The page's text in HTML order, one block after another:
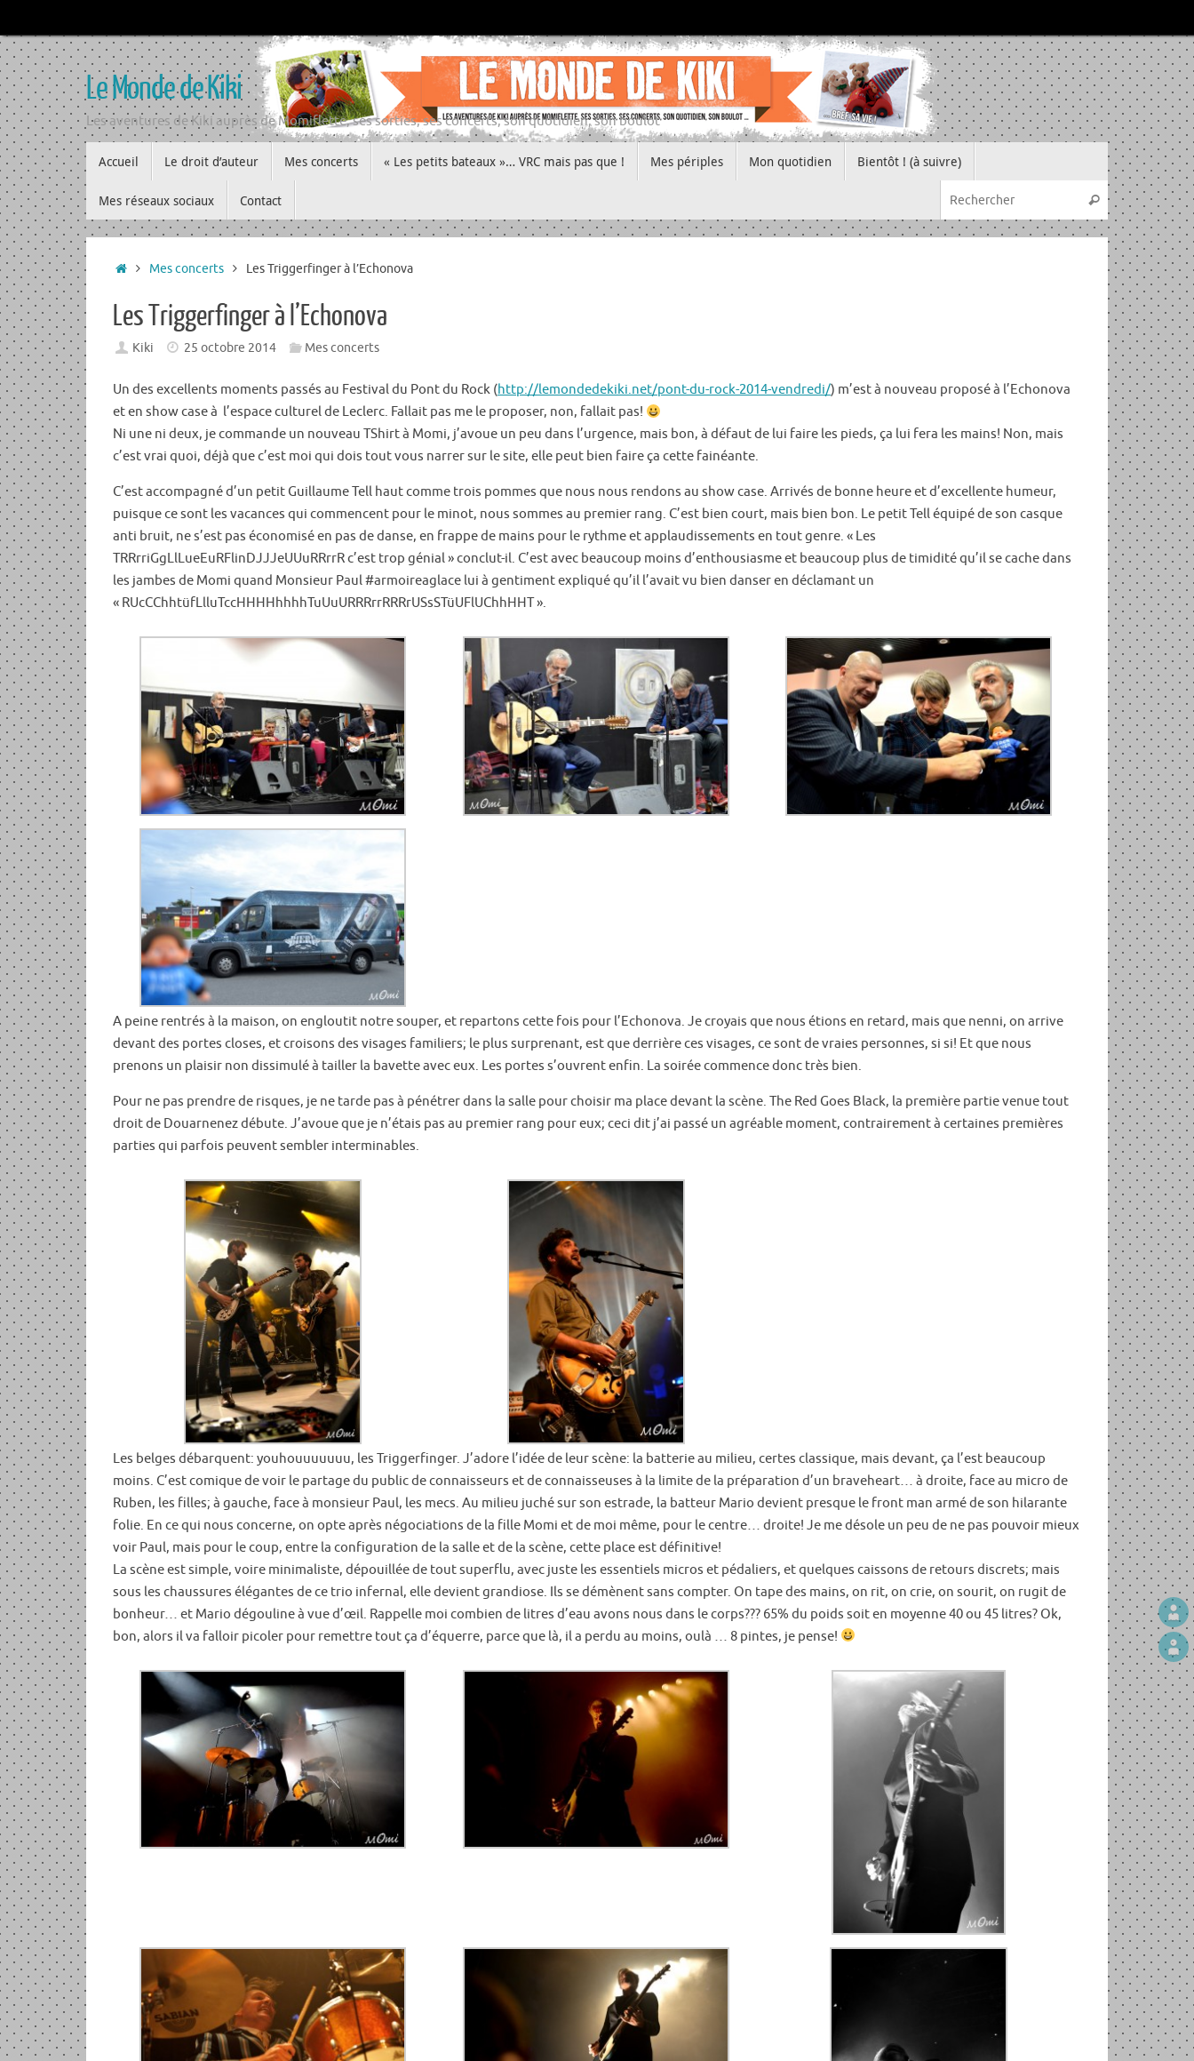
au
contenu
Le Monde de Kiki
Les aventures de Kiki auprès de Momiflette, ses sorties, ses concerts, son quotidien, son boulot
au
contenu
Accueil Le droit d’auteur Mes concerts « Les petits bateaux »… VRC mais pas que ! Mes périples Mon quotidien Bientôt ! (à suivre)
Mes réseaux sociaux Contact
Recherche
Rechercher
Accueil
Mes concerts Les Triggerfinger à l’Echonova
Les Triggerfinger à l’Echonova
Kiki 25 octobre 2014 Mes concerts
Un des excellents moments passés au Festival du Pont du Rock (http://lemondedekiki.net/pont-du-rock-2014-vendredi/) m’est à nouveau proposé à l’Echonova
et en show case à l’espace culturel de Leclerc. Fallait pas me le proposer, non, fallait pas!
Ni une ni deux, je commande un nouveau TShirt à Momi, j’avoue un peu dans l’urgence, mais bon, à défaut de lui faire les pieds, ça lui fera les mains! Non, mais
c’est vrai quoi, déjà que c’est moi qui dois tout vous narrer sur le site, elle peut bien faire ça cette fainéante.
C’est accompagné d’un petit Guillaume Tell haut comme trois pommes que nous nous rendons au show case. Arrivés de bonne heure et d’excellente humeur,
puisque ce sont les vacances qui commencent pour le minot, nous sommes au premier rang. C’est bien court, mais bien bon. Le petit Tell équipé de son casque
anti bruit, ne s’est pas économisé en pas de danse, en frappe de mains pour le rythme et applaudissements en tout genre. « Les
TRRrriGgLlLueEuRFlinDJJJeUUuRRrrR c’est trop génial » conclut-il. C’est avec beaucoup moins d’enthousiasme et beaucoup plus de timidité qu’il se cache dans
les jambes de Momi quand Monsieur Paul #armoireaglace lui à gentiment expliqué qu’il l’avait vu bien danser en déclamant un
« RUcCChhtüfLlluTccHHHHhhhhTuUuURRRrrRRRrUSsSTüUFlUChhHHT ».
A peine rentrés à la maison, on engloutit notre souper, et repartons cette fois pour l’Echonova. Je croyais que nous étions en retard, mais que nenni, on arrive
devant des portes closes, et croisons des visages familiers; le plus surprenant, est que derrière ces visages, ce sont de vraies personnes, si si! Et que nous
prenons un plaisir non dissimulé à tailler la bavette avec eux. Les portes s’ouvrent enfin. La soirée commence donc très bien.
Pour ne pas prendre de risques, je ne tarde pas à pénétrer dans la salle pour choisir ma place devant la scène. The Red Goes Black, la première partie venue tout
droit de Douarnenez débute. J’avoue que je n’étais pas au premier rang pour eux; ceci dit j’ai passé un agréable moment, contrairement à certaines premières
parties qui parfois peuvent sembler interminables.
Les belges débarquent: youhouuuuuuu, les Triggerfinger. J’adore l’idée de leur scène: la batterie au milieu, certes classique, mais devant, ça l’est beaucoup
moins. C’est comique de voir le partage du public de connaisseurs et de connaisseuses à la limite de la préparation d’un braveheart… à droite, face au micro de
Ruben, les filles; à gauche, face à monsieur Paul, les mecs. Au milieu juché sur son estrade, la batteur Mario devient presque le front man armé de son hilarante
folie. En ce qui nous concerne, on opte après négociations de la fille Momi et de moi même, pour le centre… droite! Je me désole un peu de ne pas pouvoir mieux
voir Paul, mais pour le coup, entre la configuration de la salle et de la scène, cette place est définitive!
La scène est simple, voire minimaliste, dépouillée de tout superflu, avec juste les essentiels micros et pédaliers, et quelques caissons de retours discrets; mais
sous les chaussures élégantes de ce trio infernal, elle devient grandiose. Ils se démènent sans compter. On tape des mains, on rit, on crie, on sourit, on rugit de
bonheur… et Mario dégouline à vue d’œil. Rappelle moi combien de litres d’eau avons nous dans le corps??? 65% du poids soit en moyenne 40 ou 45 litres? Ok,
bon, alors il va falloir picoler pour remettre tout ça d’équerre, parce que là, il a perdu au moins, oulà … 8 pintes, je pense!